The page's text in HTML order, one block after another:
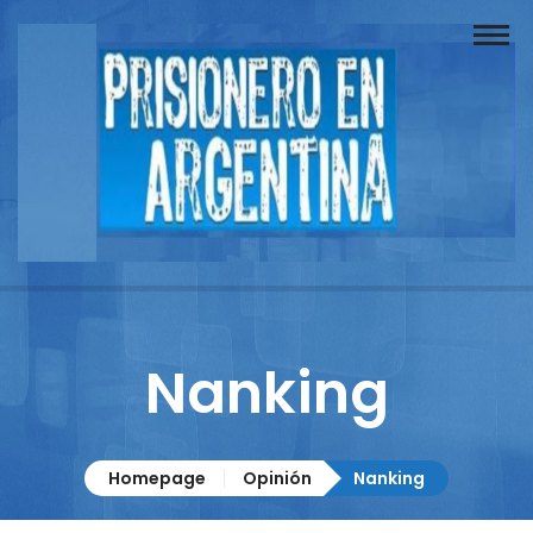
Buscador
Documentos
Columnistas
Contacto
Nanking
Homepage Opinión Nanking